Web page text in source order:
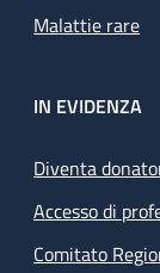
Malattie rare
IN EVIDENZA
Diventa
Accesso di
Comitato